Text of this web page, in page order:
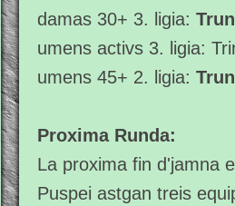
damas 30+ 3. ligia: Trun
umens activs 3. ligia:
umens 45+ 2. ligia: Trun
Proxima Runda:
La proxima fin d'jamna
Puspei astgan treis